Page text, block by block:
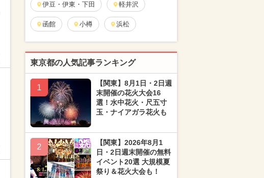
伊豆・伊東・下田 軽井沢
函館 小樽 浜松
東京都の人気記事ランキング
1
【関東】8月1日・2日週
末開催の花火大会16
選！水中花火・尺五寸
玉・ナイアガラ花火も
2
【関東】2026年8月1
日・2日週末開催の無料
イベント20選 大規模夏
祭り＆花火大会も！